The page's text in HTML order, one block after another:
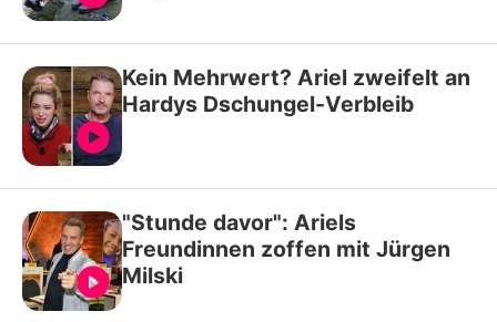
Kein Mehrwert? Ariel zweifelt an
Hardys Dschungel-Verbleib
"Stunde davor": Ariels
Freundinnen zoffen mit Jürgen
Milski